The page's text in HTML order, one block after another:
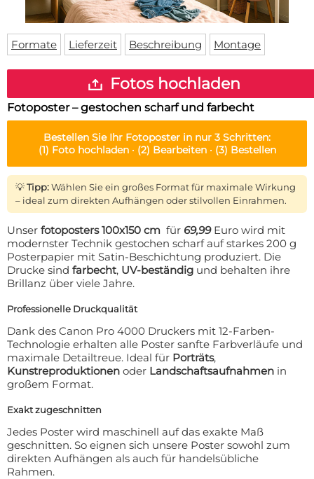
Fußmatte
Bodenmatte
Custom skateboard deck
Über uns
Lieferzeiten
Login
WhatsApp
Formate Lieferzeit Beschreibung Montage
Fotos hochladen
Fotoposter – gestochen scharf und farbecht
Bestellen Sie Ihr Fotoposter in nur 3 Schritten:
(1) Foto hochladen · (2) Bearbeiten · (3) Bestellen
💡Tipp:Wählen Sie ein großes Format für maximale Wirkung
– ideal zum direkten Aufhängen oder stilvollen Einrahmen.
Unser fotoposters 100x150 cm für 69,99Euro wird mit
modernster Technik gestochen scharf auf starkes 200 g
Posterpapier mit Satin-Beschichtung produziert. Die
Drucke sind farbecht, UV-beständig und behalten ihre
Brillanz über viele Jahre.
Professionelle Druckqualität
Dank des Canon Pro 4000 Druckers mit 12-Farben-
Technologie erhalten alle Poster sanfte Farbverläufe und
maximale Detailtreue. Ideal für Porträts,
Kunstreproduktionen oder Landschaftsaufnahmen in
großem Format.
Exakt zugeschnitten
Jedes Poster wird maschinell auf das exakte Maß
geschnitten. So eignen sich unsere Poster sowohl zum
direkten Aufhängen als auch für handelsübliche
Rahmen.